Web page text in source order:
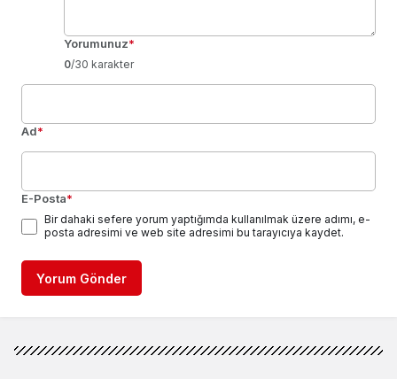
Yorumunuz*
0/30 karakter
Ad*
E-Posta*
Bir dahaki sefere yorum yaptığımda kullanılmak üzere adımı, e-
posta adresimi ve web site adresimi bu tarayıcıya kaydet.
Yorum Gönder